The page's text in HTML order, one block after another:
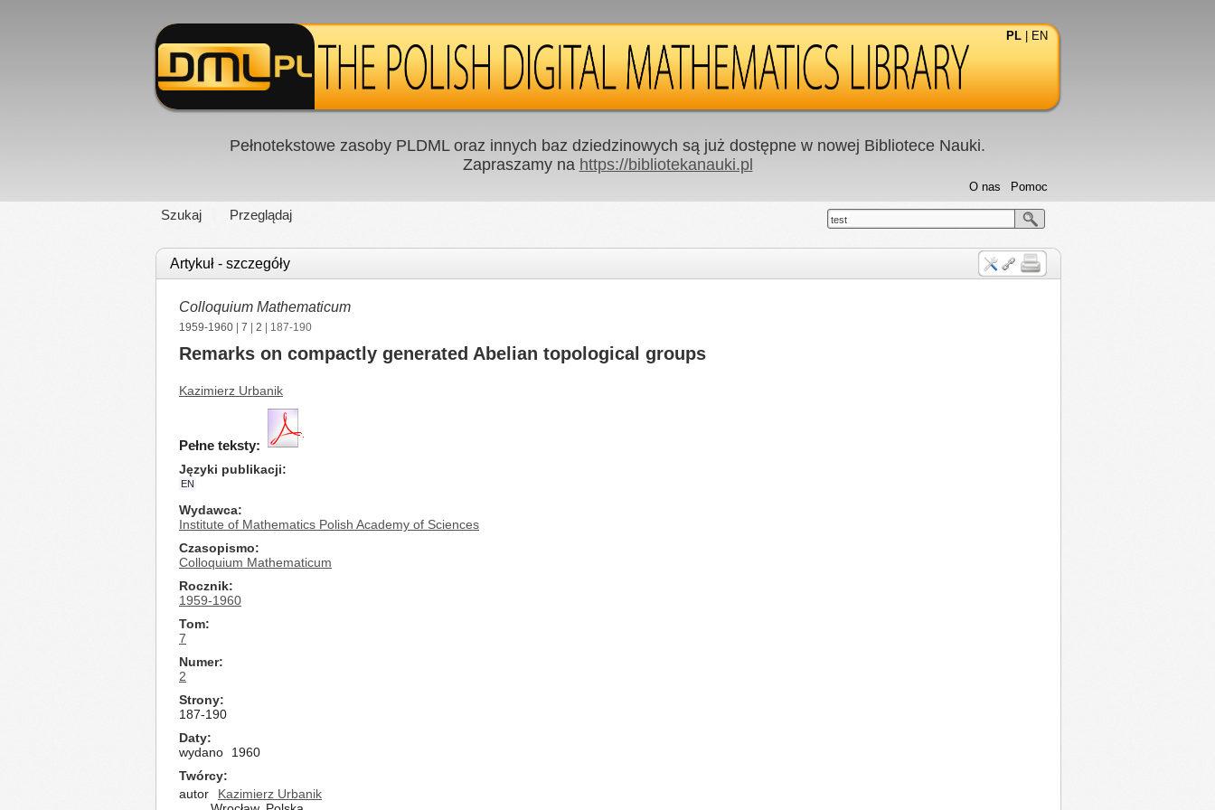
PL EN
Pełnotekstowe zasoby PLDML oraz innych baz dziedzinowych są już dostępne w nowej Bibliotece Nauki.
Zapraszamy na https://bibliotekanauki.pl
Szukaj Przeglądaj
Pomoc
O nas
test
Artykuł - szczegóły
Colloquium Mathematicum
1959-1960 7 2 | 187-190
Remarks on compactly generated Abelian topological groups
Kazimierz Urbanik
Pełne teksty:
Języki publikacji
EN
Wydawca
Institute of Mathematics Polish Academy of Sciences
Czasopismo
Colloquium Mathematicum
Rocznik
1959-1960
Tom
7
Numer
2
Strony
187-190
Daty
wydano
1960
Twórcy
autor
Kazimierz Urbanik